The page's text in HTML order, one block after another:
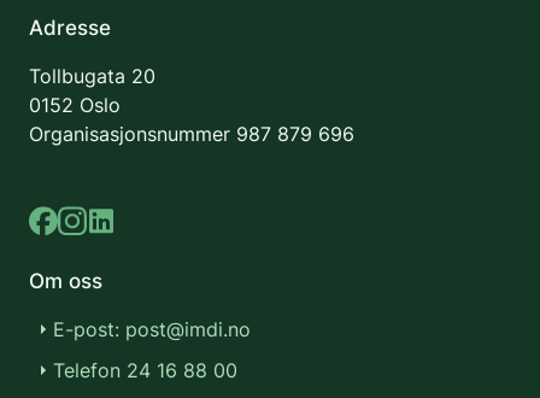
Adresse
Tollbugata 20
0152 Oslo
Organisasjonsnummer 987 879 696
Om oss
E-post: post@imdi.no
Telefon 24 16 88 00